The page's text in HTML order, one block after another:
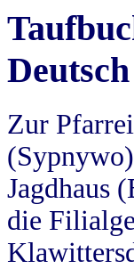
Zur
Jagdhaus
die